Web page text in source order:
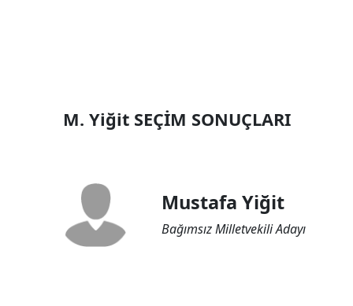
M. Yiğit SEÇİM SONUÇLARI
Mustafa Yiğit
Bağımsız Milletvekili Adayı